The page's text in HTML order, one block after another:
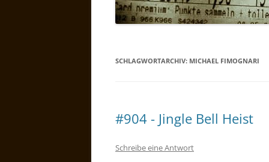
SCHLAGWORTARCHIV: MICHAEL FIMOGNARI
#904 - Jingle Bell Heist
Schreibe eine Antwort